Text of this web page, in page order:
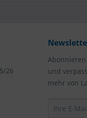
26
und
mehr von